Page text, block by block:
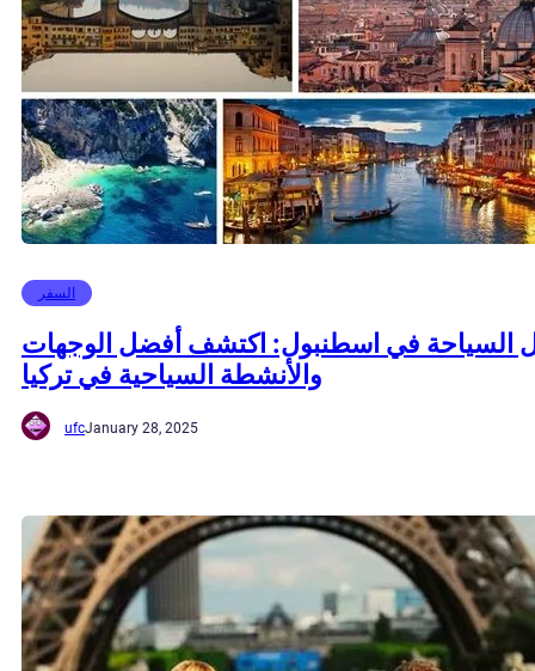
السفر
السياحة في اسطنبول: اكتشف أفضل الوجهات
والأنشطة السياحية في تركيا
ufcJanuary 28, 2025